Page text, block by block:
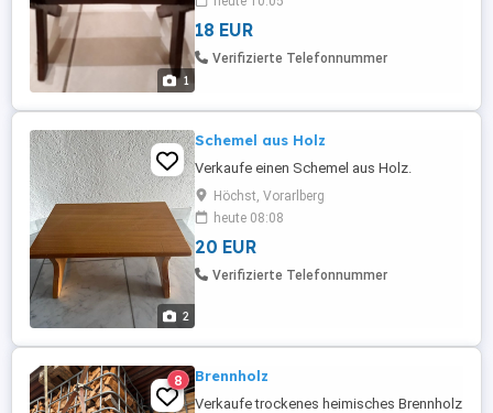
1
18 EUR
Verifizierte Telefonnummer
2
Schemel aus Holz
Verkaufe einen Schemel aus Holz.
Höchst, Vorarlberg
heute 08:08
20 EUR
Verifizierte Telefonnummer
8 Brennholz
Verkaufe trockenes heimisches Brennholz